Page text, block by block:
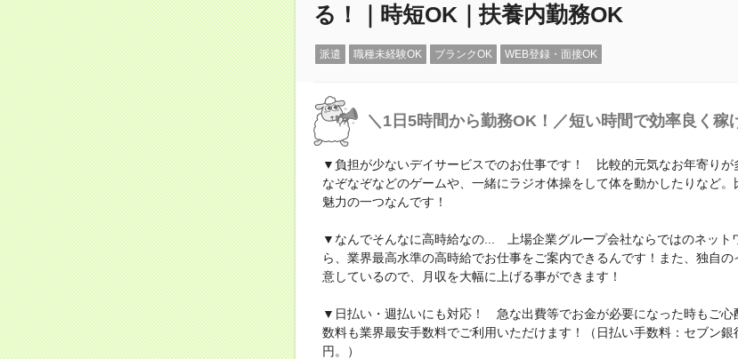
る！｜時短OK｜扶養内勤務OK
派遣 職種未経験OK ブランクOK WEB登録・面接OK
＼1日5時間から勤務OK！／短い時間で効率良く稼
▼負担が少ないデイサービスでのお仕事です！ 比較的元気なお年寄りが
なぞなぞなどのゲームや、一緒にラジオ体操をして体を動かしたりなど。
魅力の一つなんです！
▼なんでそんなに高時給なの... 上場企業グループ会社ならではのネット
ら、業界最高水準の高時給でお仕事をご案内できるんです！また、独自
意しているので、月収を大幅に上げる事ができます！
▼日払い・週払いにも対応！ 急な出費等でお金が必要になった時もご心
数料も業界最安手数料でご利用いただけます！（日払い手数料：セブン
円。）